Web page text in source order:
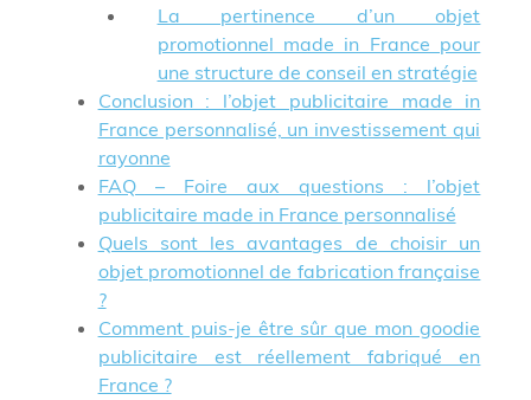
La pertinence d’un objet
promotionnel made in France pour
une structure de conseil en stratégie
Conclusion : l’objet publicitaire made in
France personnalisé, un investissement qui
rayonne
FAQ – Foire aux questions : l’objet
publicitaire made in France personnalisé
Quels sont les avantages de choisir un
objet promotionnel de fabrication française
?
Comment puis-je être sûr que mon goodie
publicitaire est réellement fabriqué en
France ?